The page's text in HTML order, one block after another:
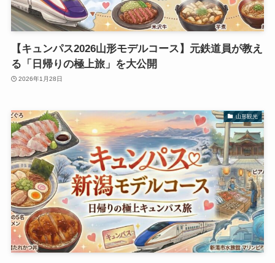
【キュンパス2026山形モデルコース】元鉄道員が教え
る「日帰りの極上旅」を大公開
2026年1月28日
山形観光